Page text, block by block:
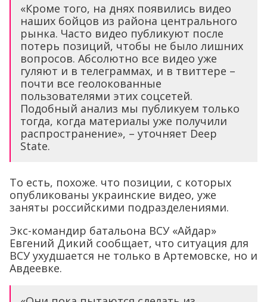
«Кроме того, на днях появились видео
наших бойцов из района центрального
рынка. Часто видео публикуют после
потерь позиций, чтобы не было лишних
вопросов. Абсолютно все видео уже
гуляют и в телеграммах, и в твиттере –
почти все геолокованные
пользователями этих соцсетей.
Подобный анализ мы публикуем только
тогда, когда материалы уже получили
распространение», – уточняет Deep
State.
То есть, похоже. что позиции, с которых
опубликованы украинские видео, уже
заняты российскими подразделениями.
Экс-командир батальона ВСУ «Айдар»
Евгений Дикий сообщает, что ситуация для
ВСУ ухудшается не только в Артемовске, но и
Авдеевке.